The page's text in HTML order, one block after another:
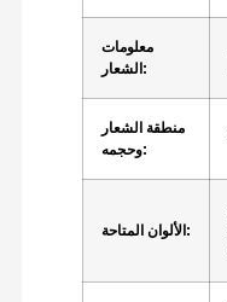
معلومات
الشعار:
منطقة الشعار
وحجمه:
الألوان المتاحة: